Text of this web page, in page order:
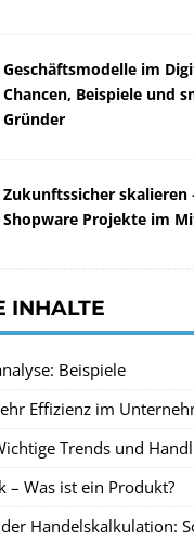
Geschäftsmodelle im
Chancen, Beispiele und
Gründer
Zukunftssicher skalieren
Shopware Projekte im
INHALTE
Beispiele
Effizienz im
Trends und
– Was ist ein Produkt?
Handelskalkulation: